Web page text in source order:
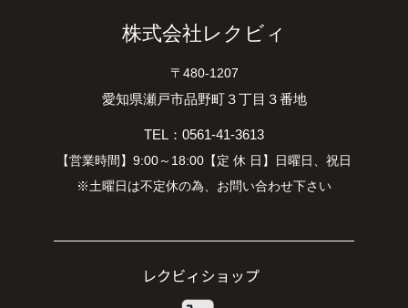
株式会社レクビィ
〒480-1207
愛知県瀬戸市品野町３丁目３番地
TEL：0561-41-3613
【営業時間】9:00～18:00【定 休 日】日曜日、祝日
※土曜日は不定休の為、お問い合わせ下さい